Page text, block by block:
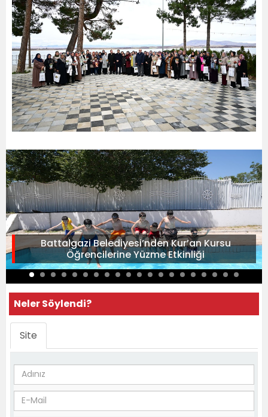
Battalgazi Belediyesi’nden Kur’an Kursu
Öğrencilerine Yüzme Etkinliği
Neler Söylendi?
Site